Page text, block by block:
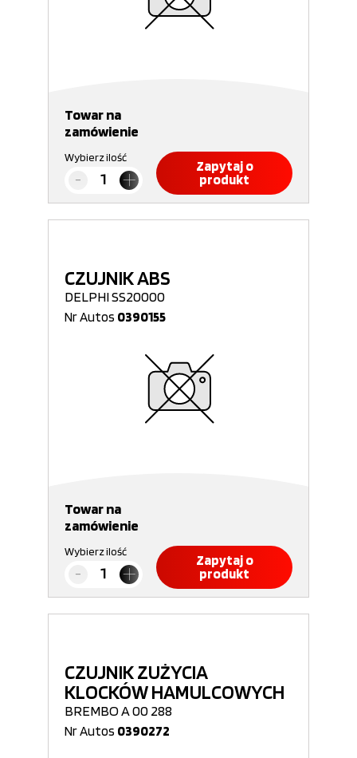
Towar na
zamówienie
Wybierz ilość
Zapytaj o
produkt
CZUJNIK ABS
DELPHI SS20000
Nr Autos 0390155
Towar na
zamówienie
Wybierz ilość
Zapytaj o
produkt
CZUJNIK ZUŻYCIA
KLOCKÓW HAMULCOWYCH
BREMBO A 00 288
Nr Autos 0390272